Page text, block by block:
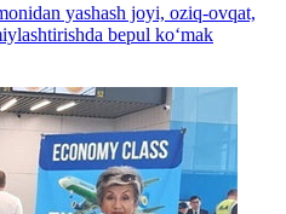
yashash joyi, oziq-ovqat,
bepul ko‘mak